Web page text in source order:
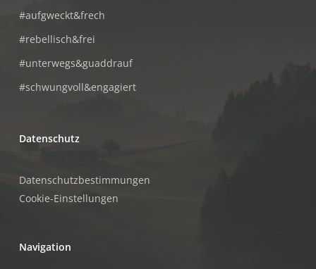
#aufgweckt&frech
#rebellisch&frei
#unterwegs&guaddrauf
#schwungvoll&engagiert
Datenschutz
Datenschutzbestimmungen
Cookie-Einstellungen
Navigation